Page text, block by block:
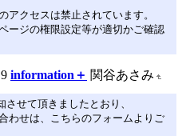
アクセスは禁止されています。
ージの権限設定等が適切かご確認
information＋ 関谷あさみ
させて頂きましたとおり、
わせは、こちらのフォームよりご